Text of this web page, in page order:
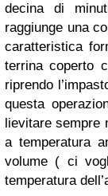
decina di
raggiunge una
caratteristica
terrina coperto
riprendo
questa
lievitare sempre
a temperatura
volume ( ci
temperatura